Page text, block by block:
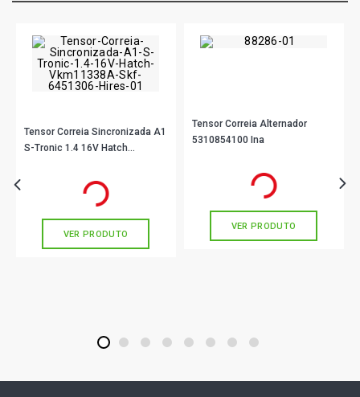
Tensor Correia Sincronizada A1
S-Tronic 1.4 16V Hatch
em até 5x de
VER PRODUTO
Tensor Correia Alternador
5310854100 Ina
em até 5x de
VER PRODUTO
1 2 3 4 5 6 7 8